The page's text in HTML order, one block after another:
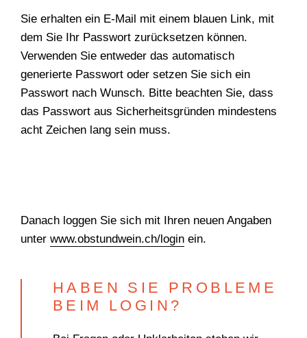
Sie erhalten ein E-Mail mit einem blauen Link, mit
dem Sie Ihr Passwort zurücksetzen können.
Verwenden Sie entweder das automatisch
generierte Passwort oder setzen Sie sich ein
Passwort nach Wunsch. Bitte beachten Sie, dass
das Passwort aus Sicherheitsgründen mindestens
acht Zeichen lang sein muss.
Danach loggen Sie sich mit Ihren neuen Angaben
unter www.obstundwein.ch/login ein.
HABEN SIE PROBLEME
BEIM LOGIN?